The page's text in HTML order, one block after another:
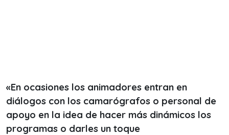
«En ocasiones los animadores entran en
diálogos con los camarógrafos o personal de
apoyo en la idea de hacer más dinámicos los
programas o darles un toque